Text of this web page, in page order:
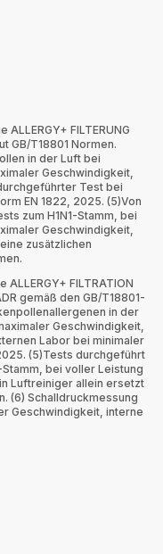
ALLERGY+ FILTERUNG
GB/T18801 Normen.
in der Luft bei
Geschwindigkeit,
Test bei
EN 1822, 2025. (5)Von
zum H1N1-Stamm, bei
Geschwindigkeit,
zusätzlichen
ALLERGY+ FILTRATION
gemäß den GB/T18801-
in der
Geschwindigkeit,
Labor bei minimaler
(5)Tests durchgeführt
bei voller Leistung
Luftreiniger allein ersetzt
(6) Schalldruckmessung
Geschwindigkeit, interne